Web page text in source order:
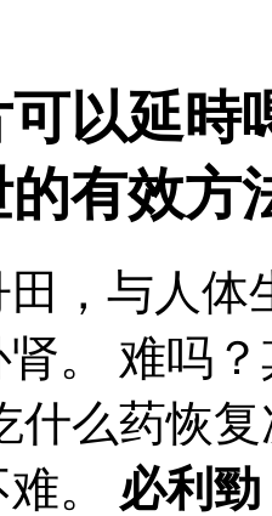
以延時
有效方
，与人
。 难吗
什么药恢
。 必利勁